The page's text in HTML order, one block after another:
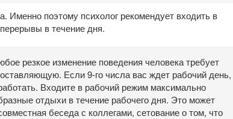
Именно поэтому психолог рекомендует входить в
в течение дня.
резкое изменение поведения человека требует
Если 9-го числа вас ждет рабочий день,
Входите в рабочий режим максимально
отдыхи в течение рабочего дня. Это может
беседа с коллегами, сетование о том, что